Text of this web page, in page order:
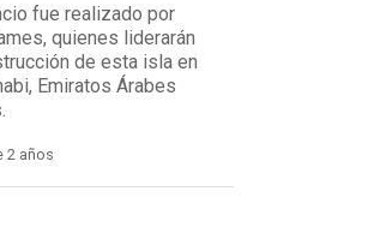
fue realizado por
quienes liderarán
de esta isla en
Emiratos Árabes
2 años